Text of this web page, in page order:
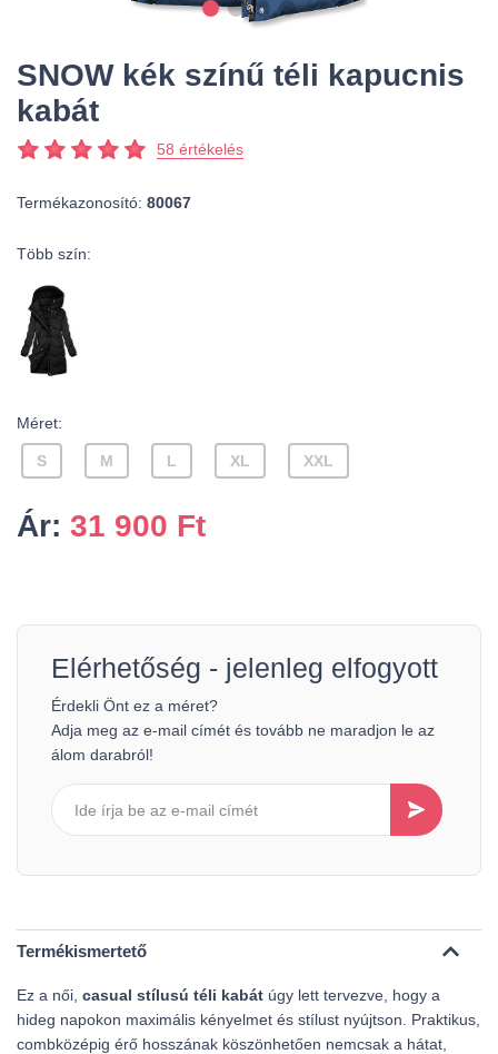
SNOW kék színű téli kapucnis
kabát
58 értékelés
Termékazonosító: 80067
Több szín:
Méret:
S M L XL XXL
Ár: 31 900 Ft
Elérhetőség - jelenleg elfogyott
Érdekli Önt ez a méret?
Adja meg az e-mail címét és tovább ne maradjon le az
álom darabról!
Termékismertető
Ez a női, casual stílusú téli kabát úgy lett tervezve, hogy a
hideg napokon maximális kényelmet és stílust nyújtson. Praktikus,
combközépig érő hosszának köszönhetően nemcsak a hátat,